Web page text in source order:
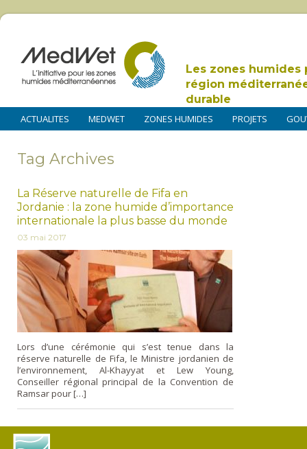
Les zones humides
région
durable
ACTUALITES MEDWET ZONES HUMIDES PROJETS
Tag Archives
La Réserve naturelle de Fifa en
Jordanie : la zone humide d’importance
internationale la plus basse du monde
03 mai 2017
Lors d’une cérémonie qui s’est tenue dans la
réserve naturelle de Fifa, le Ministre jordanien de
l’environnement, Al-Khayyat et Lew Young,
Conseiller régional principal de la Convention de
Ramsar pour […]